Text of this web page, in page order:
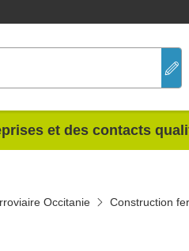
et des contacts
Occitanie Construction